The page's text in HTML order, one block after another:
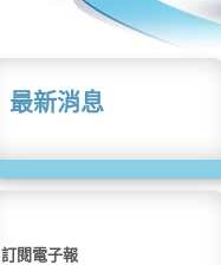
最新消息
訂閱電子報